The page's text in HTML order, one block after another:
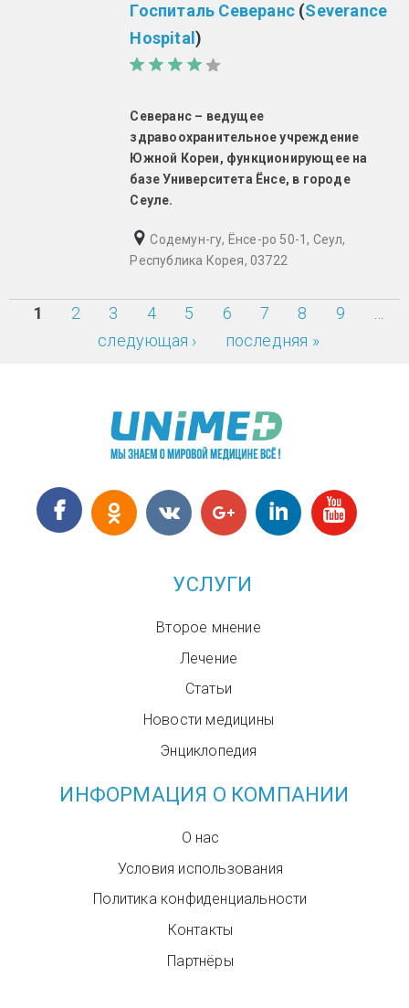
Госпиталь Северанс (Severance
Hospital)
Северанс – ведущее
здравоохранительное учреждение
Южной Кореи, функционирующее на
базе Университета Ёнсе, в городе
Сеуле.
Содемун-гу, Ёнсе-ро 50-1, Сеул,
Республика Корея, 03722
Страницы
1 2 3 4 5 6 7 8 9
…
следующая ›
последняя »
УСЛУГИ
Второе мнение
Лечение
Статьи
Новости медицины
Энциклопедия
ИНФОРМАЦИЯ О КОМПАНИИ
О нас
Условия использования
Политика конфиденциальности
Контакты
Партнёры